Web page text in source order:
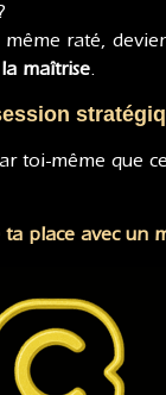
même raté,
maîtrise.
toi-même que
ta place avec un